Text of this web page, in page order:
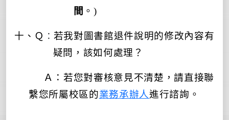
間 。)
十、 Ｑ ： 若我對圖書館退件說明的修改內容有
疑問，該如何處理？
Ａ：若您對審核意見不清楚，請直接聯
繫您所屬校區的業務承辦人進行諮詢 。